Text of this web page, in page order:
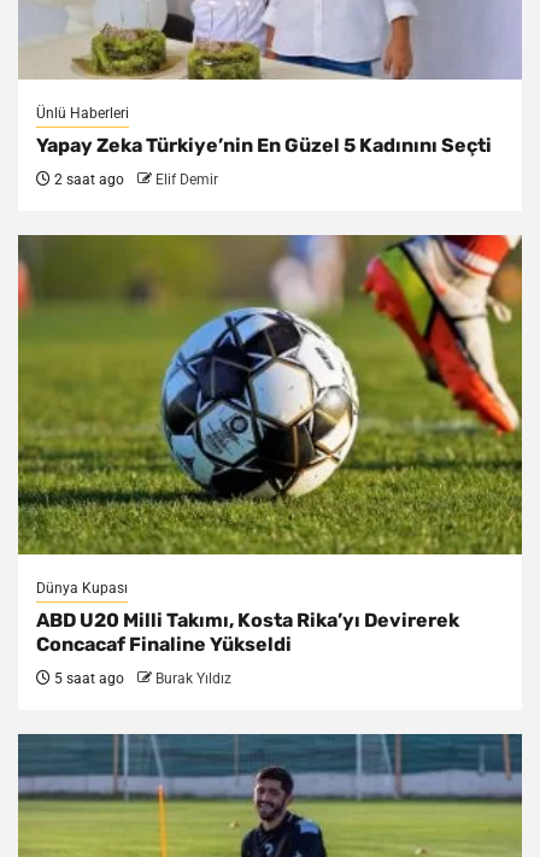
Ünlü Haberleri
Yapay Zeka Türkiye’nin En Güzel 5 Kadınını Seçti
2 saat ago Elif Demir
Dünya Kupası
ABD U20 Milli Takımı, Kosta Rika’yı Devirerek
Concacaf Finaline Yükseldi
5 saat ago Burak Yıldız